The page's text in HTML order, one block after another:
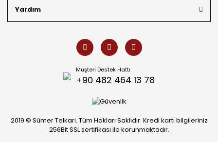
Yardım
Müşteri Destek Hattı
+90 482 464 13 78
2019 © Sümer Telkari. Tüm Hakları Saklıdır. Kredi kartı bilgileriniz
256Bit SSL sertifikası ile korunmaktadır.